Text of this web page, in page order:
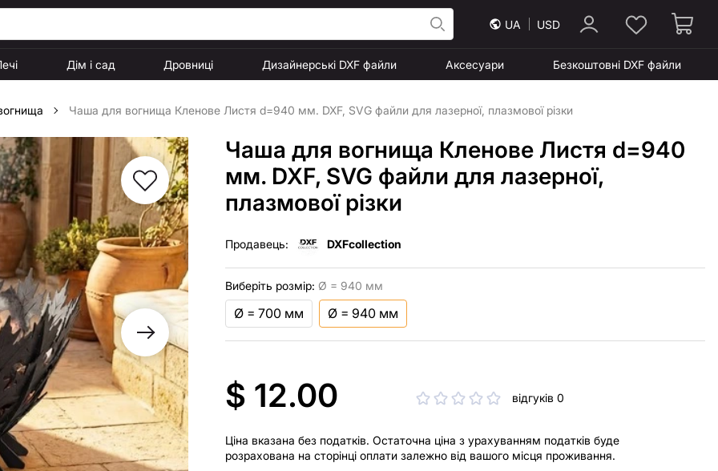
UA USD
Дім і сад Дровниці Дизайнерські DXF файли Аксесуари Безкоштовні DXF файли
Чаша для вогнища Кленове Листя d=940 мм. DXF, SVG файли для лазерної, плазмової різки
Чаша для вогнища Кленове Листя d=940
мм. DXF, SVG файли для лазерної,
плазмової різки
Продавець: DXFcollection
Виберіть розмір: Ø = 940 мм
Ø = 700 мм Ø = 940 мм
$ 12.00 відгуків 0
Ціна вказана без податків. Остаточна ціна з урахуванням податків буде
розрахована на сторінці оплати залежно від вашого місця проживання.